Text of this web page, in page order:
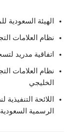
الهيئة السعودية
نظام العلامات
اتفاقية مدريد
نظام العلامات
الخليجي
اللائحة
الرسمية السعودية